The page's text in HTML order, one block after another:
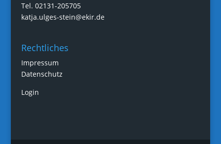
Tel. 02131-205705
katja.ulges-stein@ekir.de
Rechtliches
Impressum
Datenschutz
Login